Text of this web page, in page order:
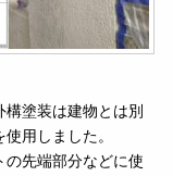
構塗装は建物とは別
用しました。
の先端部分などに使